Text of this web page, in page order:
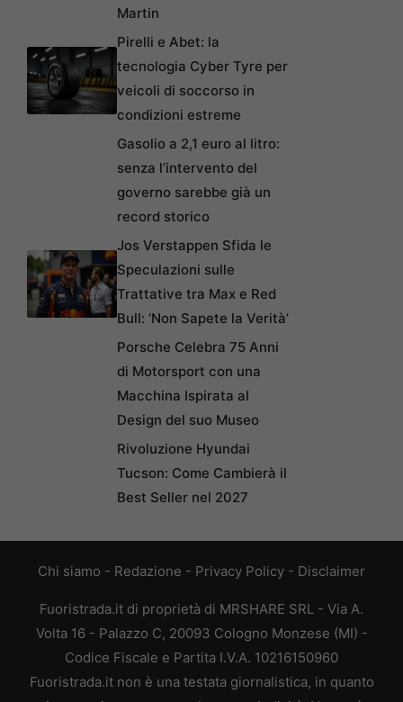
Martin
Pirelli e Abet: la
tecnologia Cyber Tyre per
veicoli di soccorso in
condizioni estreme
Gasolio a 2,1 euro al litro:
senza l’intervento del
governo sarebbe già un
record storico
Jos Verstappen Sfida le
Speculazioni sulle
Trattative tra Max e Red
Bull: ‘Non Sapete la Verità’
Porsche Celebra 75 Anni
di Motorsport con una
Macchina Ispirata al
Design del suo Museo
Rivoluzione Hyundai
Tucson: Come Cambierà il
Best Seller nel 2027
Chi siamo - Redazione - Privacy Policy - Disclaimer
Fuoristrada.it di proprietà di MRSHARE SRL - Via A.
Volta 16 - Palazzo C, 20093 Cologno Monzese (MI) -
Codice Fiscale e Partita I.V.A. 10216150960
Fuoristrada.it non è una testata giornalistica, in quanto